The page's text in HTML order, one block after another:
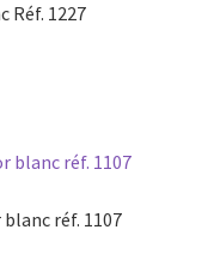
Réf. 1227
réf. 1107